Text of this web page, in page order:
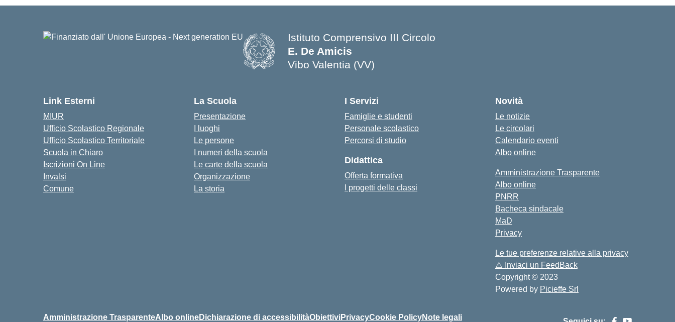
Istituto Comprensivo III Circolo
E. De Amicis
Vibo Valentia (VV)
Link Esterni
MIUR
Ufficio Scolastico Regionale
Ufficio Scolastico Territoriale
Scuola in Chiaro
Iscrizioni On Line
Invalsi
Comune
La Scuola
Presentazione
I luoghi
Le persone
I numeri della scuola
Le carte della scuola
Organizzazione
La storia
I Servizi
Famiglie e studenti
Personale scolastico
Percorsi di studio
Didattica
Offerta formativa
I progetti delle classi
Novità
Le notizie
Le circolari
Calendario eventi
Albo online
Amministrazione Trasparente
Albo online
PNRR
Bacheca sindacale
MaD
Privacy
Le tue preferenze relative alla privacy
⚠️ Inviaci un FeedBack
Copyright © 2023
Powered by Picieffe Srl
Amministrazione TrasparenteAlbo onlineDichiarazione di accessibilitàObiettiviPrivacyCookie PolicyNote legali